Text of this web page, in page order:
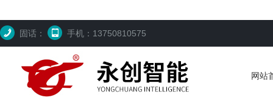
固话： 手机：13750810575
网站